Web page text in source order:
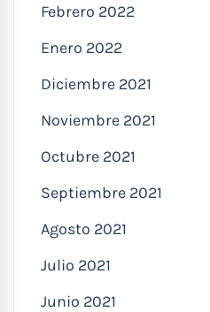
Febrero 2022
Enero 2022
Diciembre 2021
Noviembre 2021
Octubre 2021
Septiembre 2021
Agosto 2021
Julio 2021
Junio 2021